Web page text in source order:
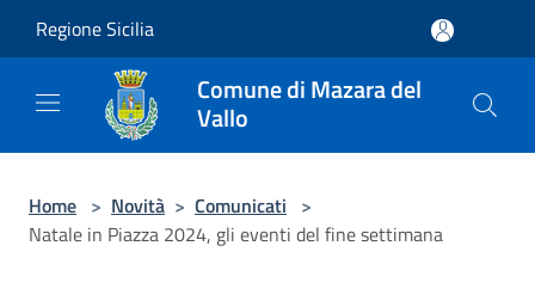
Regione Sicilia
Comune di Mazara del
Vallo
Home > Novità > Comunicati >
Natale in Piazza 2024, gli eventi del fine settimana